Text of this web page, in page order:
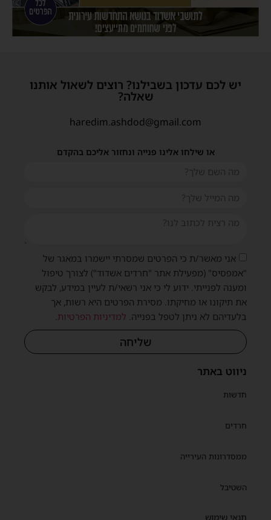
ניווט באתר
חדשות
חרדים
ממסדרונות העירייה
השטיבל
תנאי שימוש
יש לכם עדכון בשבילנו? רוצים לשאול אותנו
שאלה?
haredim.ashdod@gmail.com
או שילחו אלינו פנייה ונחזור אליכם בהקדם
אני מאשר/ת כי הפרטים שמסרתי יישמרו במאגר של
"אמפסיס" (מפעילת אתר "חרדים אשדוד") לצורך טיפול
ומענה לפנייתי. ידוע לי כי אני רשאי/ת לעיין במידע, לבקש
את תיקונו או מחיקתו. מסירת הפרטים היא רשות, אך
בלעדיהם לא ניתן לטפל בפנייה. למדיניות הפרטיות.
שליחה